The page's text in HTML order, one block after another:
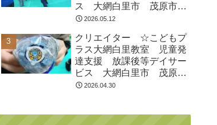
ス 大網白里市 茂原市
白子町
2026.05.12
クリエイター ☆こどもプ
ラス大網白里教室 児童発
達支援 放課後等デイサー
ビス 大網白里市 茂原
市 白子町
2026.04.30